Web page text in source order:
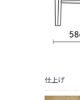
仕上げ